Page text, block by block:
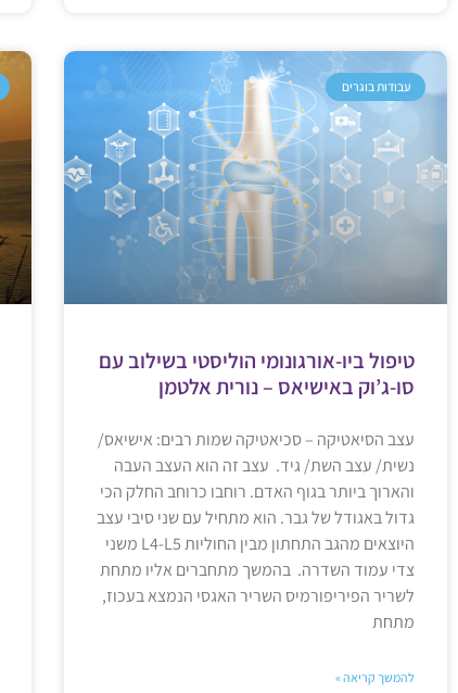
עבודות בוגרים
טיפול ביו-אורגונומי הוליסטי בשילוב עם
סו-ג’וק באישיאס – נורית אלטמן
עצב הסיאטיקה – סכיאטיקה שמות רבים: אישיאס/
נשית/ עצב השת/ גיד. עצב זה הוא העצב העבה
והארוך ביותר בגוף האדם. רוחבו כרוחב החלק הכי
גדול באגודל של גבר. הוא מתחיל עם שני סיבי עצב
היוצאים מהגב התחתון מבין החוליות L4-L5 משני
צדי עמוד השדרה. בהמשך מתחברים אליו מתחת
לשריר הפיריפורמיס השריר האגסי הנמצא בעכוז,
מתחת
להמשך קריאה »